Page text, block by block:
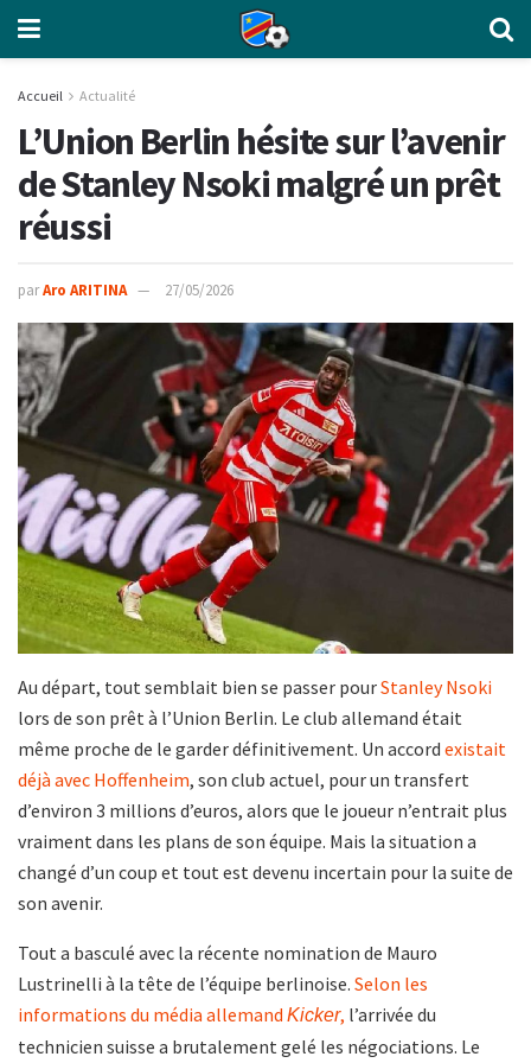
Accueil Actualité
L’Union Berlin hésite sur l’avenir
de Stanley Nsoki malgré un prêt
réussi
parAro ARITINA 27/05/2026
Au départ, tout semblait bien se passer pourStanley Nsoki
lors de son prêt à l’Union Berlin. Le club allemand était
même proche de le garder définitivement. Un accord existait
déjà avec Hoffenheim, son club actuel, pour un transfert
d’environ 3 millions d’euros, alors que le joueur n’entrait plus
vraiment dans les plans de son équipe. Mais la situation a
changé d’un coup et tout est devenu incertain pour la suite de
son avenir.
Tout a basculé avec la récente nomination de Mauro
Lustrinelli à la tête de l’équipe berlinoise. Selon les
informations du média allemand Kicker, l’arrivée du
technicien suisse a brutalement gelé les négociations. Le